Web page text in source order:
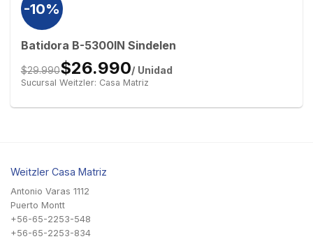
-10%
Batidora B-5300IN Sindelen
$29.990$26.990/ Unidad
Sucursal Weitzler: Casa Matriz
Weitzler Casa Matriz
Antonio Varas 1112
Puerto Montt
+56-65-2253-548
+56-65-2253-834